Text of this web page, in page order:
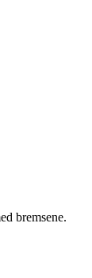
bremsene.